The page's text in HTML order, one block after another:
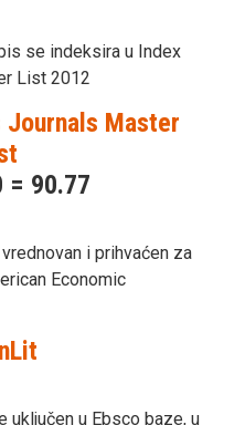
se indeksira u Index
List 2012
Journals Master
= 90.77
i prihvaćen za
Economic
uključen u Ebsco baze, u